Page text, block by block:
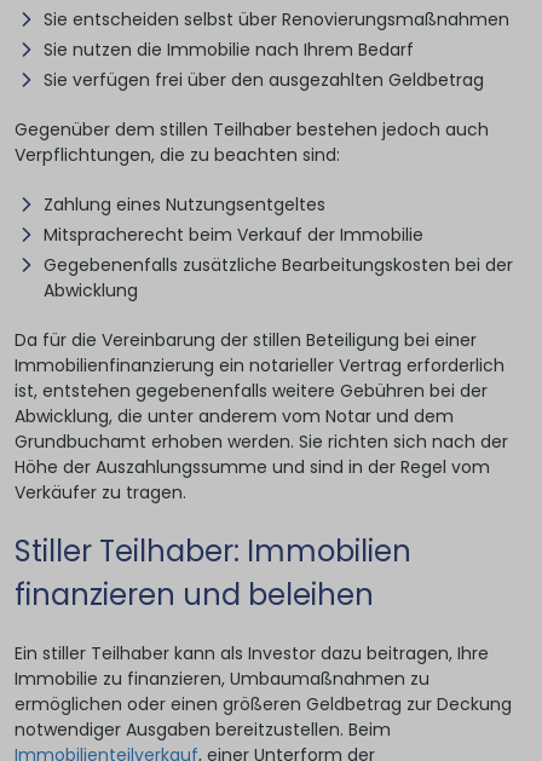
Sie entscheiden selbst über Renovierungsmaßnahmen
Sie nutzen die Immobilie nach Ihrem Bedarf
Sie verfügen frei über den ausgezahlten Geldbetrag
Gegenüber dem stillen Teilhaber bestehen jedoch auch
Verpflichtungen, die zu beachten sind:
Zahlung eines Nutzungsentgeltes
Mitspracherecht beim Verkauf der Immobilie
Gegebenenfalls zusätzliche Bearbeitungskosten bei der
Abwicklung
Da für die Vereinbarung der stillen Beteiligung bei einer
Immobilienfinanzierung ein notarieller Vertrag erforderlich
ist, entstehen gegebenenfalls weitere Gebühren bei der
Abwicklung, die unter anderem vom Notar und dem
Grundbuchamt erhoben werden. Sie richten sich nach der
Höhe der Auszahlungssumme und sind in der Regel vom
Verkäufer zu tragen.
Stiller Teilhaber: Immobilien
finanzieren und beleihen
Ein stiller Teilhaber kann als Investor dazu beitragen, Ihre
Immobilie zu finanzieren, Umbaumaßnahmen zu
ermöglichen oder einen größeren Geldbetrag zur Deckung
notwendiger Ausgaben bereitzustellen. Beim
Immobilienteilverkauf, einer Unterform der